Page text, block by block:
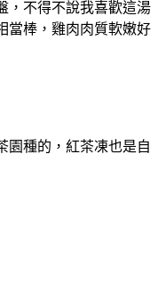
，不得不說我喜歡這湯
當棒，雞肉肉質軟嫩好
園種的，紅茶凍也是自